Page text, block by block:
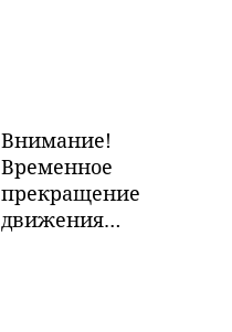
Внимание!
Временное
прекращение
движения